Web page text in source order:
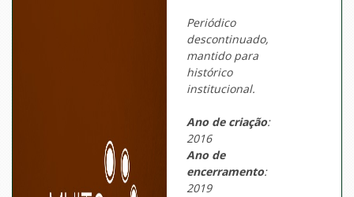
Periódico
descontinuado,
mantido para
histórico
institucional.
Ano de criação:
2016
Ano de
encerramento:
2019